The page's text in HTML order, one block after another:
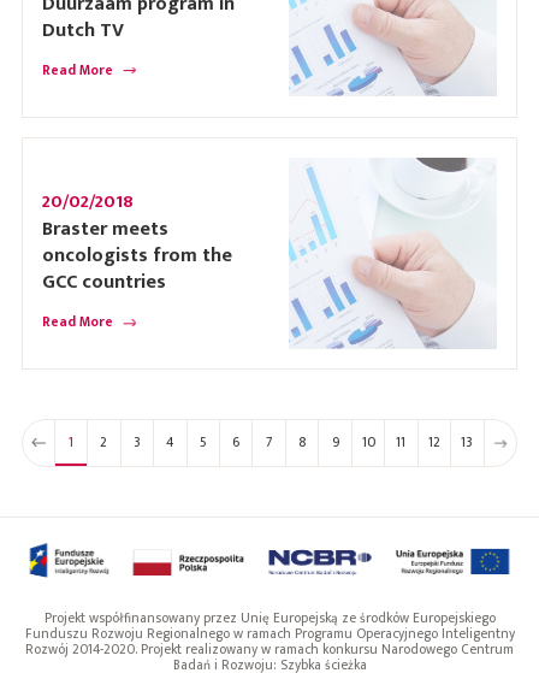
Dutch TV
Read More
20/02/2018
Braster meets
oncologists from the
GCC countries
Read More
1 2 3 4 5 6 7 8 9 10 11 12 13
Projekt współfinansowany przez Unię Europejską ze środków Europejskiego
Funduszu Rozwoju Regionalnego w ramach Programu Operacyjnego Inteligentny
Rozwój 2014-2020. Projekt realizowany w ramach konkursu Narodowego Centrum
Badań i Rozwoju: Szybka ścieżka